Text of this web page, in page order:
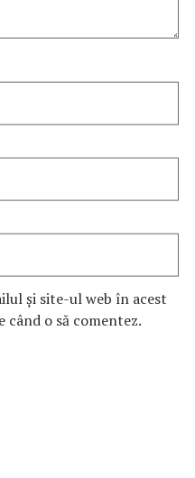
și site-ul web în acest
o să comentez.